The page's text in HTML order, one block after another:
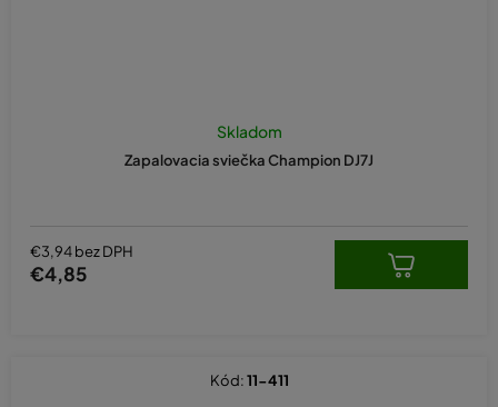
Zapalovacia sviečka Champion DJ7J
Skladom
€3,94 bez DPH
€4,85
Kód:11-411